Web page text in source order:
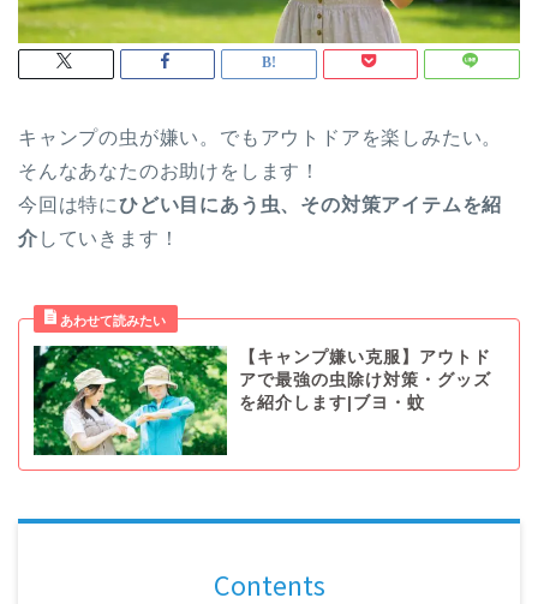
キャンプの虫が嫌い。でもアウトドアを楽しみたい。
そんなあなたのお助けをします！
今回は特にひどい目にあう虫、その対策アイテムを紹
介 していきます！
【キャンプ嫌い克服】アウトド
アで最強の虫除け対策・グッズ
を紹介します|ブヨ・蚊
Contents